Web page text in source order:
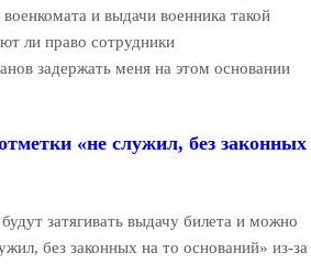
и выдачи военника такой
ли право сотрудники
задержать меня на этом основании
«не служил, без законных
затягивать выдачу билета и можно
без законных на то оснований» из-за